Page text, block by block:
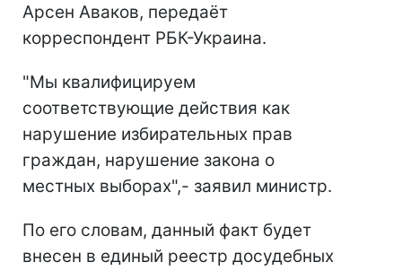
Арсен Аваков, передаёт
корреспондент РБК-Украина.
"Мы квалифицируем
соответствующие действия как
нарушение избирательных прав
граждан, нарушение закона о
местных выборах",- заявил министр.
По его словам, данный факт будет
внесен в единый реестр досудебных